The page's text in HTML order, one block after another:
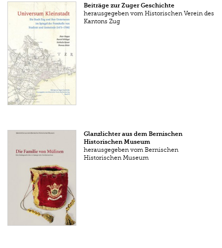
Beiträge zur Zuger Geschichte
herausgegeben vom Histori­schen Verein des
Kantons Zug
Glanzlichter aus dem Bernischen
Historischen Museum
herausgegeben vom Bernischen
Historischen Museum